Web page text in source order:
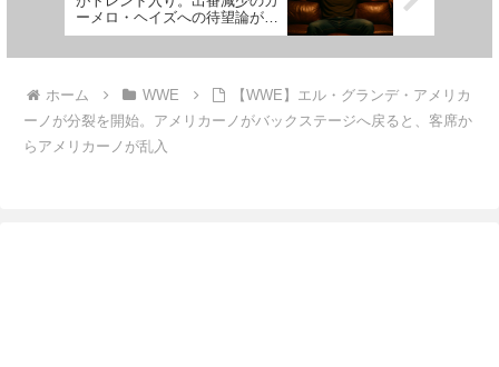
ーメロ・ヘイズへの待望論が沸
き起こる
ホーム WWE
【WWE】エル・グランデ・アメリカ
ーノが分裂を開始。アメリカーノがバックステージへ戻ると、客席か
らアメリカーノが乱入